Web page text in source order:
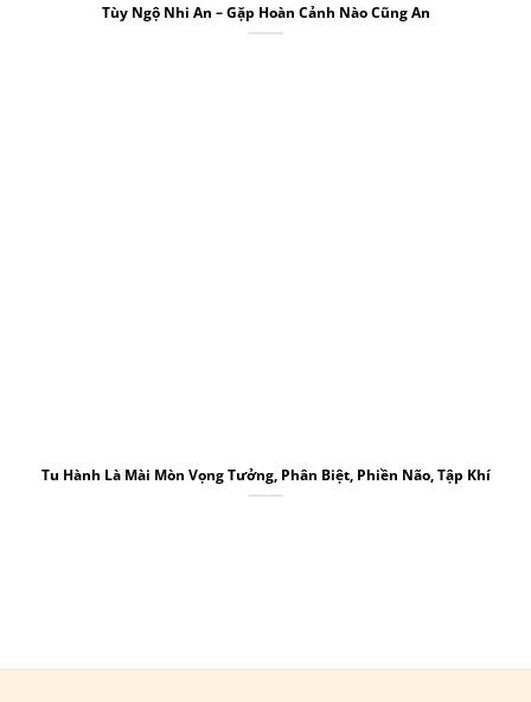
Tùy Ngộ Nhi An – Gặp Hoàn Cảnh Nào Cũng An
Tu Hành Là Mài Mòn Vọng Tưởng, Phân Biệt, Phiền Não, Tập Khí